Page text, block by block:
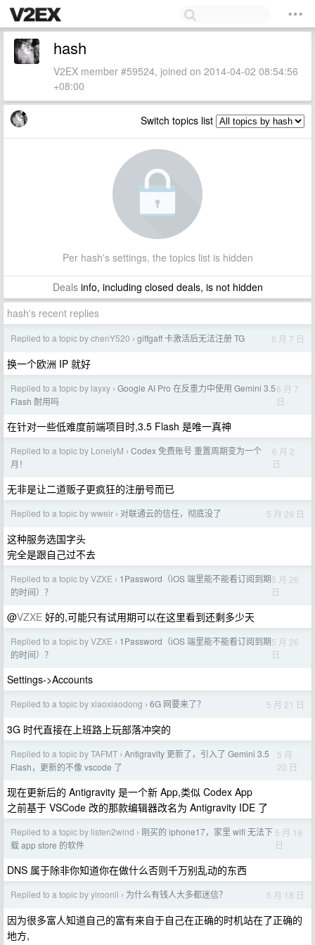
hash
V2EX member #59524, joined on 2014-04-02 08:54:56
+08:00
Switch topics list
Per hash's settings, the topics list is hidden
Dealsinfo, including closed deals, is not hidden
hash's recent replies
Replied to a topic by chenY520 › giffgaff 卡激活后无法注册 TG 6 月 7 日
换一个欧洲 IP 就好
Replied to a topic by layxy › Google AI Pro 在反重力中使用 Gemini 3.5
Flash 耐用吗
6 月 7
日
在针对一些低难度前端项目时,3.5 Flash 是唯一真神
Replied to a topic by LonelyM › Codex 免费账号 重置周期变为一个
月！
6 月 2
日
无非是让二道贩子更疯狂的注册号而已
Replied to a topic by wweir › 对联通云的信任，彻底没了 5 月 29 日
这种服务选国字头
完全是跟自己过不去
Replied to a topic by VZXE › 1Password（iOS 端里能不能看订阅到期
的时间）？
5 月 26
日
@VZXE 好的,可能只有试用期可以在这里看到还剩多少天
Replied to a topic by VZXE › 1Password（iOS 端里能不能看订阅到期
的时间）？
5 月 26
日
Settings->Accounts
Replied to a topic by xiaoxiaodong › 6G 网要来了？ 5 月 21 日
3G 时代直接在上班路上玩部落冲突的
Replied to a topic by TAFMT › Antigravity 更新了，引入了 Gemini 3.5
Flash，更新的不像 vscode 了
5 月
20 日
现在更新后的 Antigravity 是一个新 App,类似 Codex App
之前基于 VSCode 改的那款编辑器改名为 Antigravity IDE 了
Replied to a topic by listen2wind › 刚买的 iphone17，家里 wifi 无法下
载 app store 的软件
5 月 19
日
DNS 属于除非你知道你在做什么否则千万别乱动的东西
Replied to a topic by yiroonli › 为什么有钱人大多都迷信？ 5 月 18 日
因为很多富人知道自己的富有来自于自己在正确的时机站在了正确的
地方,